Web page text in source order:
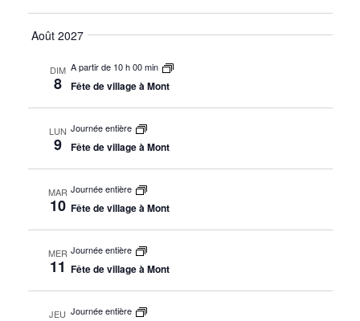
Août 2027
DIM
8
A partir de 10 h 00 min
Fête de village à Mont
LUN
9
Journée entière
Fête de village à Mont
MAR
10
Journée entière
Fête de village à Mont
MER
11
Journée entière
Fête de village à Mont
JEU Journée entière